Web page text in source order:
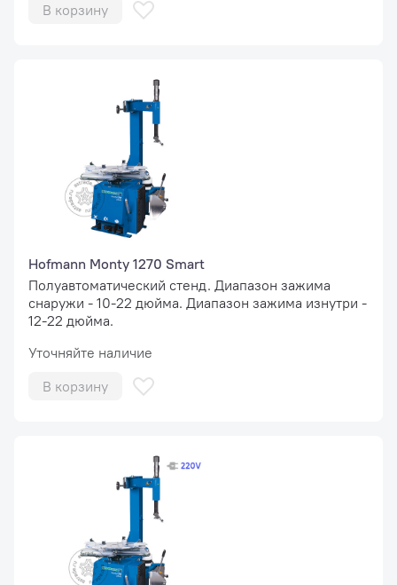
В корзину
Hofmann Monty 1270 Smart
Полуавтоматический стенд. Диапазон зажима
снаружи - 10-22 дюйма. Диапазон зажима изнутри -
12-22 дюйма.
Уточняйте наличие
В корзину